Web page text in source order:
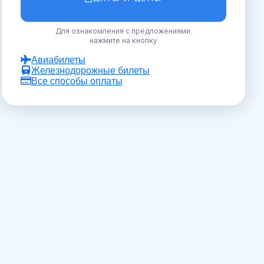
Для ознакомления с предложениями,
нажмите на кнопку
Авиабилеты
Железнодорожные билеты
Все способы оплаты